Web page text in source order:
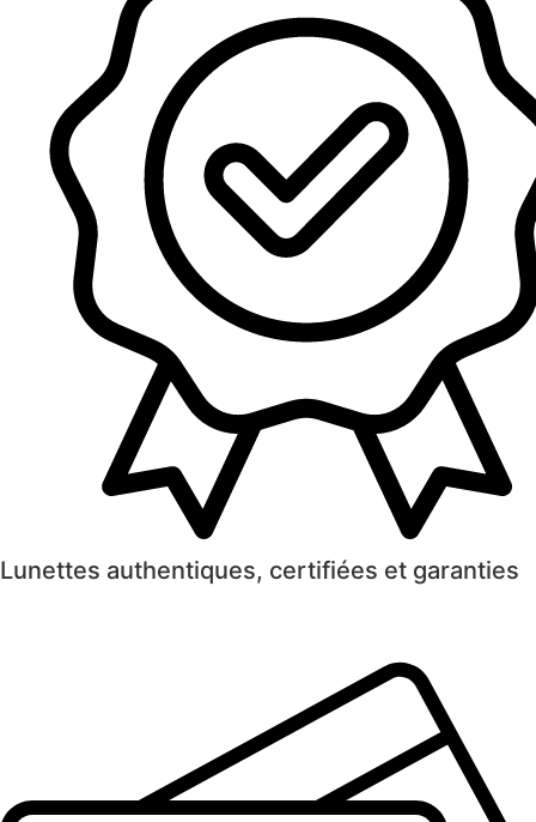
Lunettes authentiques, certifiées et garanties